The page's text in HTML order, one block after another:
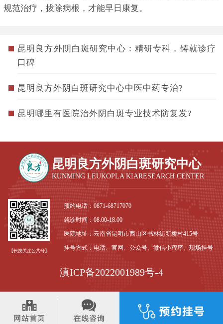
规范治疗，拔除病根，才能早日康复。
昆明良方外阴白斑研究中心：精研专科，铸就诊疗
口碑
昆明良方外阴白斑研究中心中医中药专治?
昆明哪里有医院治外阴白斑专业技术防复发?
昆明良方外阴白斑研究中心
KUNMING LEUKOPLA KIARESEARCH CENTER
【长按关注公共号】
预约电话：0871-68717070
就诊时间：08:00-18:00
医院地址：云南省昆明市西山区书林街新桥村415号
挂号方式：电话、官网、公众号、微信小程序、现场挂号
滇ICP备2022001989号-4